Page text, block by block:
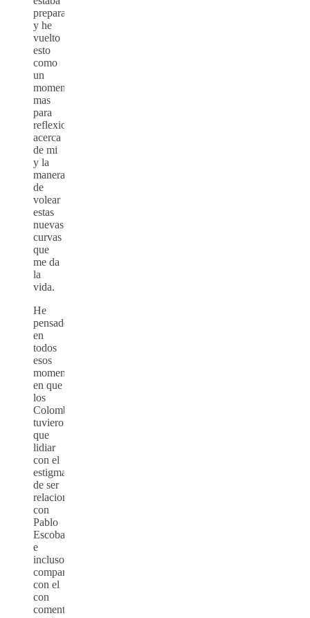
preparado,
y he
vuelto
esto
como
un
momento
mas
para
reflexionar
acerca
de mi
y la
manera
de
volear
estas
nuevas
curvas
que
me da
la
vida.
He
pensado
en
todos
esos
momentos
en que
los
Colombianos
tuvieron
que
lidiar
con el
estigma
de ser
relacionados
con
Pablo
Escobar,
e
incluso
comparados
con el
con
comentarios